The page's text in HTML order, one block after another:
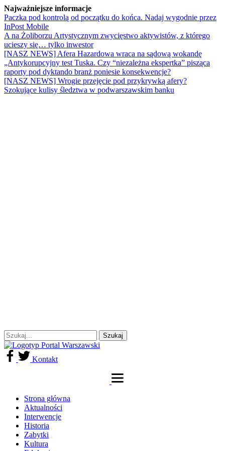
Najważniejsze informacje
Paczka pod kontrolą od początku do końca. Nadaj wygodnie przez
InPost Mobile
A na Żoliborzu Artystycznym zwycięstwo aktywistów, z którego
ucieszy się… tylko inwestor
[NASZ NEWS] Afera Hazardowa wraca na sądową wokandę
„Antykorupcyjny test Tuska. Czy “niezależna ekspertka” pisząca
raporty pod dyktando branż poniesie konsekwencje?
[NASZ NEWS] Wrogie przejęcie pod przykrywką afery?
Szokujące kulisy śledztwa w podwarszawskim banku
Kontakt
Strona główna
Aktualności
Interwencje
Historia
Zabytki
Kultura